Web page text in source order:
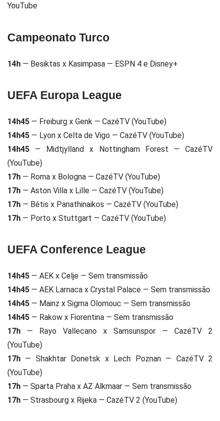
YouTube
Campeonato Turco
14h — Besiktas x Kasimpasa — ESPN 4 e Disney+
UEFA Europa League
14h45 — Freiburg x Genk — CazéTV (YouTube)
14h45 — Lyon x Celta de Vigo — CazéTV (YouTube)
14h45 — Midtjylland x Nottingham Forest — CazéTV
(YouTube)
17h — Roma x Bologna — CazéTV (YouTube)
17h — Aston Villa x Lille — CazéTV (YouTube)
17h — Bétis x Panathinaikos — CazéTV (YouTube)
17h — Porto x Stuttgart — CazéTV (YouTube)
UEFA Conference League
14h45 — AEK x Celje — Sem transmissão
14h45 — AEK Larnaca x Crystal Palace — Sem transmissão
14h45 — Mainz x Sigma Olomouc — Sem transmissão
14h45 — Rakow x Fiorentina — Sem transmissão
17h — Rayo Vallecano x Samsunspor — CazéTV 2
(YouTube)
17h — Shakhtar Donetsk x Lech Poznan — CazéTV 2
(YouTube)
17h — Sparta Praha x AZ Alkmaar — Sem transmissão
17h — Strasbourg x Rijeka — CazéTV 2 (YouTube)